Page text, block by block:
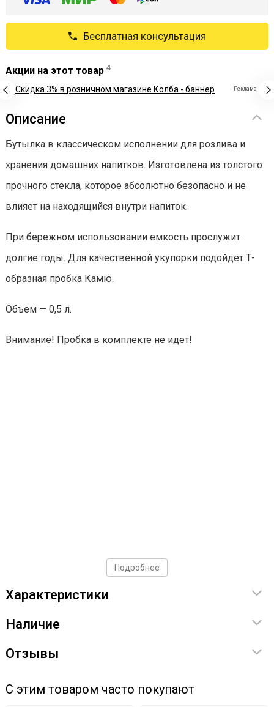
Бесплатная консультация
Акции на этот товар 4
Реклама
Описание
Бутылка в классическом исполнении для розлива и
хранения домашних напитков. Изготовлена из толстого
прочного стекла, которое абсолютно безопасно и не
влияет на находящийся внутри напиток.
При бережном использовании емкость прослужит
долгие годы. Для качественной укупорки подойдет Т-
образная пробка Камю.
Объем — 0,5 л.
Внимание! Пробка в комплекте не идет!
Подробнее
Характеристики
Наличие
Отзывы
С этим товаром часто покупают